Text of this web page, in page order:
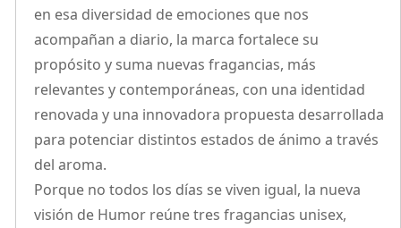
en esa diversidad de emociones que nos
acompañan a diario, la marca fortalece su
propósito y suma nuevas fragancias, más
relevantes y contemporáneas, con una identidad
renovada y una innovadora propuesta desarrollada
para potenciar distintos estados de ánimo a través
del aroma.
Porque no todos los días se viven igual, la nueva
visión de Humor reúne tres fragancias unisex,